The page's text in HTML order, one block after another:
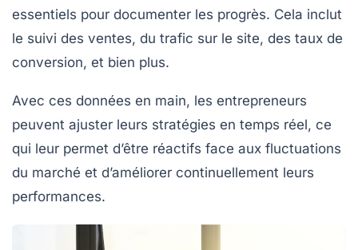
essentiels pour documenter les progrès. Cela inclut
le suivi des ventes, du trafic sur le site, des taux de
conversion, et bien plus.
Avec ces données en main, les entrepreneurs
peuvent ajuster leurs stratégies en temps réel, ce
qui leur permet d’être réactifs face aux fluctuations
du marché et d’améliorer continuellement leurs
performances.